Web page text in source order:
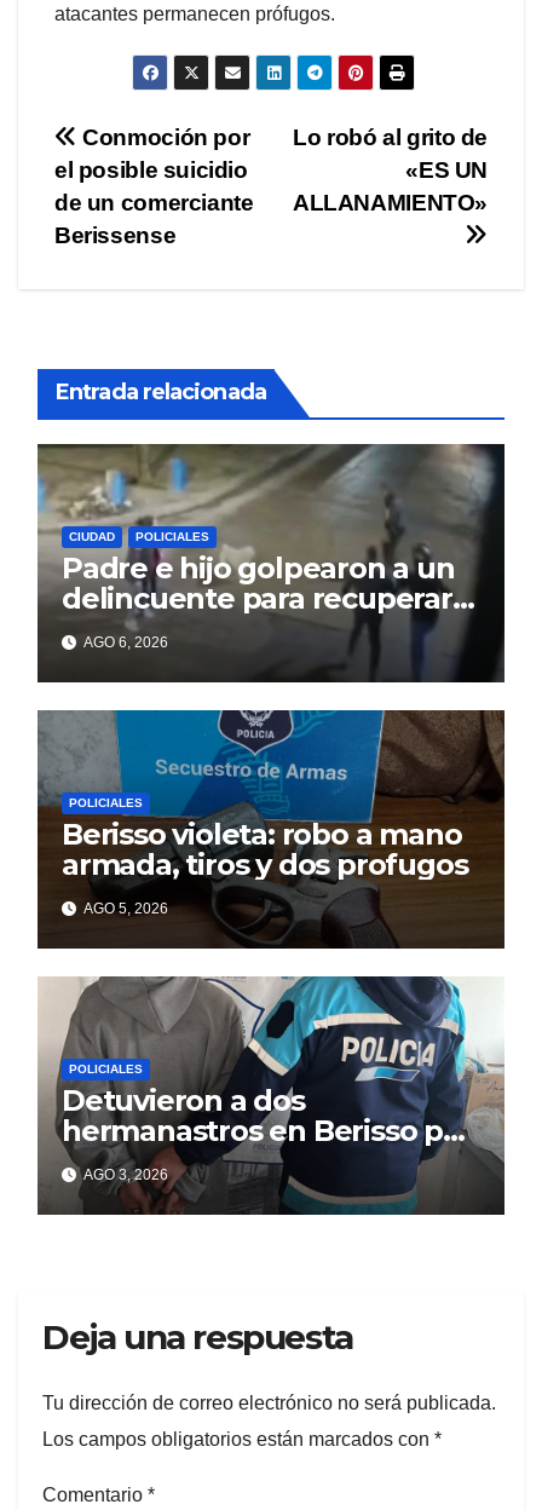
atacantes permanecen prófugos.
Navegación
de
entradas
Lo robó al grito de
«ES UN
ALLANAMIENTO»
Conmoción por
el posible suicidio
de un comerciante
Berissense
Entrada relacionada
CIUDAD POLICIALES
Padre e hijo golpearon a un
delincuente para recuperar
un celular robado en Berisso
AGO 6, 2026
POLICIALES
Berisso violeta: robo a mano
armada, tiros y dos profugos
AGO 5, 2026
POLICIALES
Detuvieron a dos
hermanastros en Berisso por
matar a puñaladas a un
tatuador
AGO 3, 2026
Deja una respuesta
Tu dirección de correo electrónico no será publicada.
Los campos obligatorios están marcados con *
Comentario *